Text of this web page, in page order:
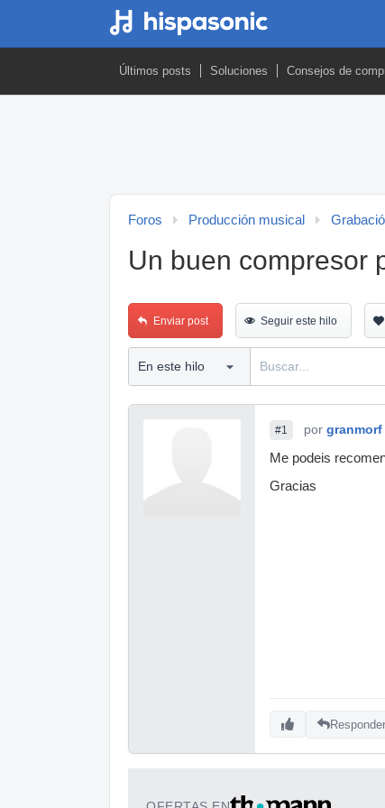
Últimos posts Soluciones Consejos de
Foros Producción musical
Un buen compresor
Enviar post Seguir este hilo
#1 por granmorf
Me podeis
Gracias
Responder